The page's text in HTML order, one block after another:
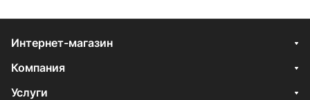
Интернет-магазин
Компания
Услуги